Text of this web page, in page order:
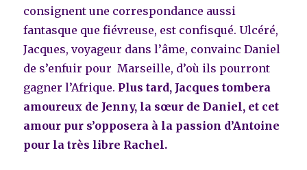
consignent une correspondance aussi
fantasque que fiévreuse, est confisqué. Ulcéré,
Jacques, voyageur dans l’âme, convainc Daniel
de s’enfuir pour Marseille, d’où ils pourront
gagner l’Afrique. Plus tard, Jacques tombera
amoureux de Jenny, la sœur de Daniel, et cet
amour pur s’opposera à la passion d’Antoine
pour la très libre Rachel.